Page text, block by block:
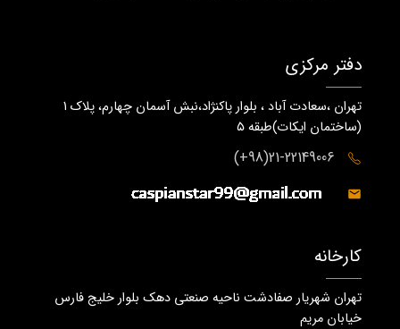
دفتر مرکزی
تهران ،سعادت آباد ، بلوار پاکنژاد،نبش آسمان چهارم، پلاک 1
(ساختمان ايكات)طبقه ٥
21-22149006(98+)
کارخانه
تهران شهریار صفادشت ناحیه صنعتی دهک بلوار خلیج فارس
خیابان مریم